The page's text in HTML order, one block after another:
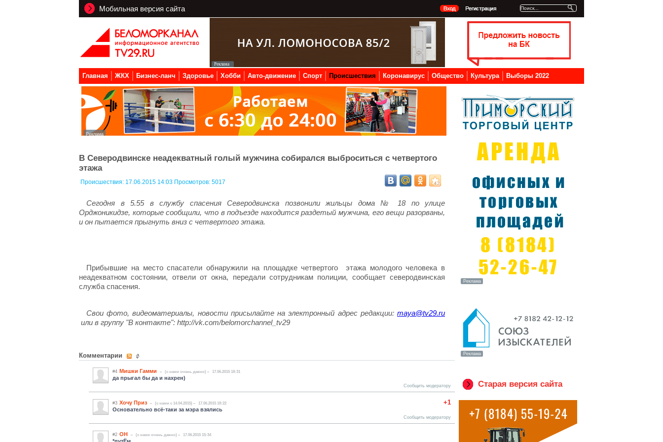
Мобильная версия сайта
Главная ЖКХ Бизнес-ланч Здоровье Хобби Авто-движение Спорт Происшествия Коронавирус Общество Культура Выборы 2022
В Северодвинске неадекватный голый мужчина собирался выброситься с четвертого
этажа
Происшествия: 17.06.2015 14:03 Просмотров: 5017
Сегодня в 5.55 в службу спасения Северодвинска позвонили жильцы дома № 18 по улице
Орджоникидзе, которые сообщили, что в подъезде находится раздетый мужчина, его вещи разорваны,
и он пытается прыгнуть вниз с четвертого этажа.
Прибывшие на место спасатели обнаружили на площадке четвертого этажа молодого человека в
неадекватном состоянии, отвели от окна, передали сотрудникам полиции, сообщает северодвинская
служба спасения.
Свои фото, видеоматериалы, новости присылайте на электронный адрес редакции: maya@tv29.ru
или в группу "В контакте": http://vk.com/belomorchannel_tv29
Комментарии
#4 Мишки Гамми (c нами очень давно) 17.06.2015 18:31
да прыгал бы да и нахрен)
Сообщить модератору
+1
#3 Хочу Приз (c нами с 14.04.2015) 17.06.2015 18:22
Основательно всё-таки за мэра взялись
Сообщить модератору
#2 ОН (c нами очень давно) 17.06.2015 15:34
Старая версия сайта